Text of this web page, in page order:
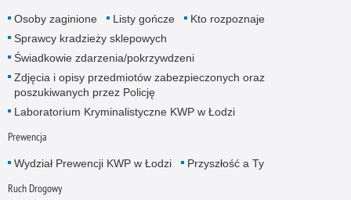
Osoby zaginione Listy gończe
Kto rozpoznaje
Sprawcy kradzieży sklepowych
Świadkowie zdarzenia/pokrzywdzeni
Zdjęcia i opisy przedmiotów zabezpieczonych oraz
poszukiwanych przez Policję
Laboratorium Kryminalistyczne KWP w Łodzi
Prewencja
Wydział Prewencji KWP w Łodzi Przyszłość a Ty
Ruch Drogowy